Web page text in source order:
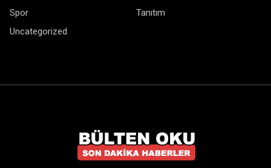
Spor
Tanıtım
Uncategorized